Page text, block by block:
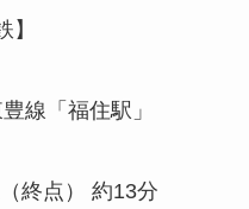
】
線「福住駅」
終点） 約13分